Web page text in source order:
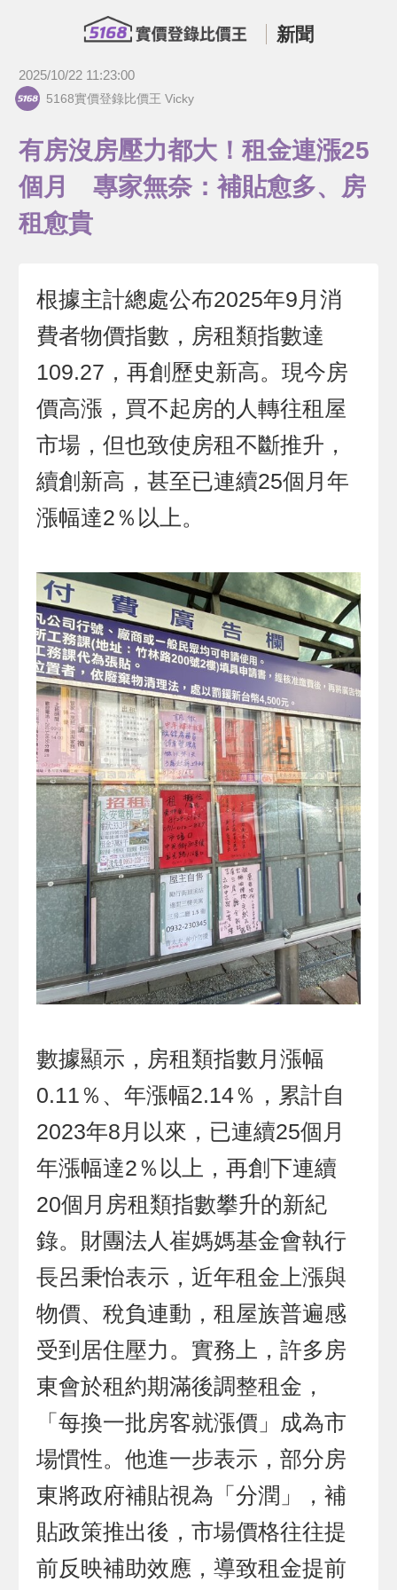
新聞
2025/10/22 11:23:00
5168實價登錄比價王 Vicky
有房沒房壓力都大！租金連漲25
個月 專家無奈：補貼愈多、房
租愈貴
根據主計總處公布2025年9月消
費者物價指數，房租類指數達
109.27，再創歷史新高。現今房
價高漲，買不起房的人轉往租屋
市場，但也致使房租不斷推升，
續創新高，甚至已連續25個月年
漲幅達2％以上。
數據顯示，房租類指數月漲幅
0.11％、年漲幅2.14％，累計自
2023年8月以來，已連續25個月
年漲幅達2％以上，再創下連續
20個月房租類指數攀升的新紀
錄。財團法人崔媽媽基金會執行
長呂秉怡表示，近年租金上漲與
物價、稅負連動，租屋族普遍感
受到居住壓力。實務上，許多房
東會於租約期滿後調整租金，
「每換一批房客就漲價」成為市
場慣性。他進一步表示，部分房
東將政府補貼視為「分潤」，補
貼政策推出後，市場價格往往提
前反映補助效應，導致租金提前